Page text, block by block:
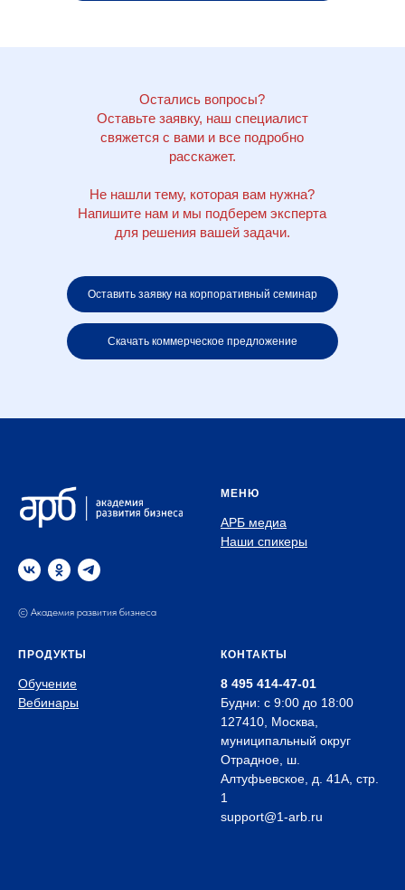
Остались вопросы?
Оставьте заявку, наш специалист
свяжется с вами и все подробно
расскажет.
Не нашли тему, которая вам нужна?
Напишите нам и мы подберем эксперта
для решения вашей задачи.
Скачать коммерческое предложение
Оставить заявку на корпоративный семинар
© Академия развития бизнеса
МЕНЮ
АРБ медиа
Наши спикеры
ПРОДУКТЫ
Обучение
Вебинары
КОНТАКТЫ
8 495 414-47-01
Будни: с 9:00 до 18:00
127410, Москва,
муниципальный округ
Отрадное, ш.
Алтуфьевское, д. 41А, стр.
1
support@1-arb.ru